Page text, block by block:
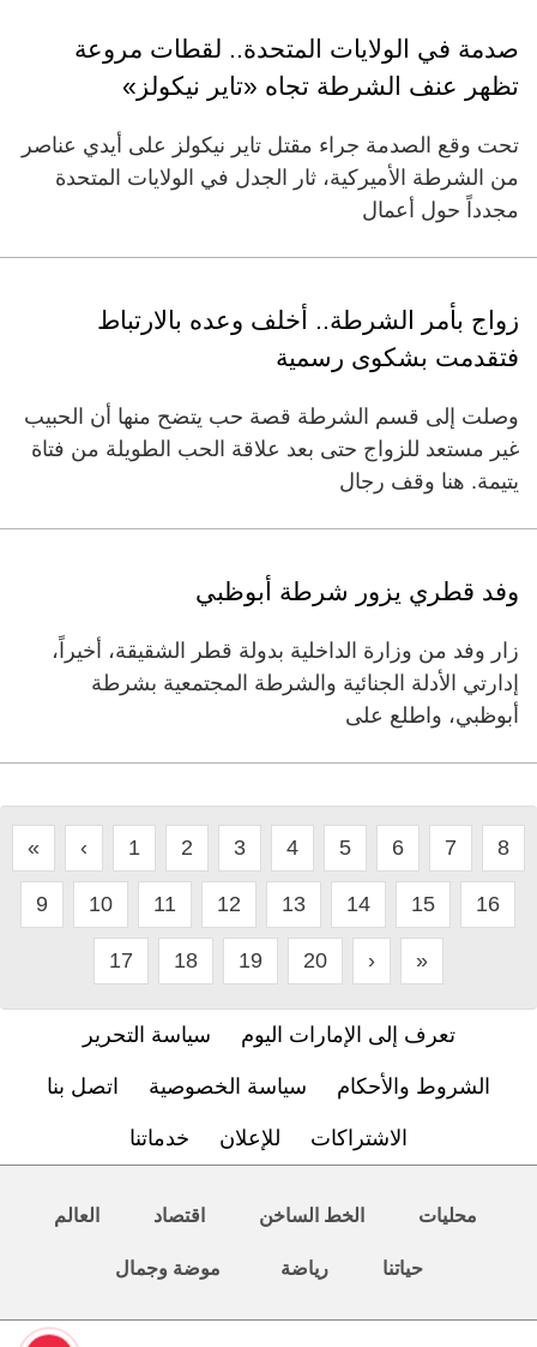
صدمة في الولايات المتحدة.. لقطات مروعة
تظهر عنف الشرطة تجاه «تاير نيكولز»
تحت وقع الصدمة جراء مقتل تاير نيكولز على أيدي عناصر
من الشرطة الأميركية، ثار الجدل في الولايات المتحدة
مجدداً حول أعمال
زواج بأمر الشرطة.. أخلف وعده بالارتباط
فتقدمت بشكوى رسمية
وصلت إلى قسم الشرطة قصة حب يتضح منها أن الحبيب
غير مستعد للزواج حتى بعد علاقة الحب الطويلة من فتاة
يتيمة. هنا وقف رجال
وفد قطري يزور شرطة أبوظبي
زار وفد من وزارة الداخلية بدولة قطر الشقيقة، أخيراً،
إدارتي الأدلة الجنائية والشرطة المجتمعية بشرطة
أبوظبي، واطلع على
« ‹ 1 2 3 4 5 6 7 8
9 10 11 12 13 14 15 16
17 18 19 20 › »
تعرف إلى الإمارات اليوم سياسة التحرير
الشروط والأحكام سياسة الخصوصية اتصل بنا
الاشتراكات للإعلان خدماتنا
محليات الخط الساخن اقتصاد العالم
حياتنا رياضة موضة وجمال